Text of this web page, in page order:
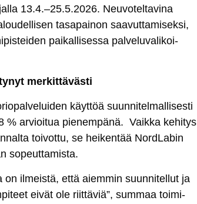
13.4.–25.5.2026. Neu­vo­tel­ta­vi­na
ta­sa­pai­non saa­vut­ta­mi­sek­si,
pai­kal­li­ses­sa pal­ve­lu­va­li­koi­
mer­kit­tä­väs­ti
käyt­töä suun­ni­tel­mal­li­ses­ti
% ar­vioi­tua pie­nem­pä­nä. Vaik­ka ke­hi­tys
toi­vot­tu, se hei­ken­tää Nord­La­bin
so­peut­ta­mis­ta.
on il­meis­tä, et­tä aiem­min suun­ni­tel­lut ja
ei­vät ole riit­tä­viä”, sum­maa toi­mi­